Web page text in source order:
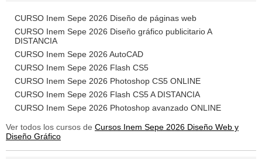
CURSO Inem Sepe 2026 Diseño de páginas web
CURSO Inem Sepe 2026 Diseño gráfico publicitario A
DISTANCIA
CURSO Inem Sepe 2026 AutoCAD
CURSO Inem Sepe 2026 Flash CS5
CURSO Inem Sepe 2026 Photoshop CS5 ONLINE
CURSO Inem Sepe 2026 Flash CS5 A DISTANCIA
CURSO Inem Sepe 2026 Photoshop avanzado ONLINE
Ver todos los cursos de Cursos Inem Sepe 2026 Diseño Web y
Diseño Gráfico